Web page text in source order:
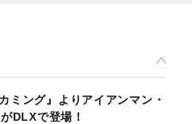
ミング』よりアイアンマン・
DLXで登場！